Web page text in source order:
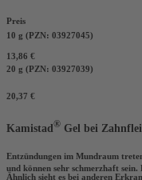
Preis
10 g (PZN: 03927045)
13,86 €
20 g (PZN: 03927039)
20,37 €
Kamistad® Gel bei
Entzündungen im Mundraum
und können sehr schmerzhaft sein.
Ähnlich sieht es bei anderen